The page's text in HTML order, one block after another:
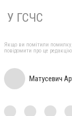
У ГСЧС
Якщо ви помітили помилку,
повідомити про це редакцію
Матусевич